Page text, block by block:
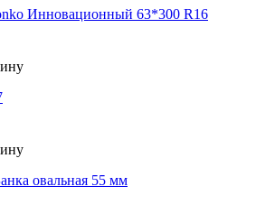
Инновационный 63*300 R16
овальная 55 мм